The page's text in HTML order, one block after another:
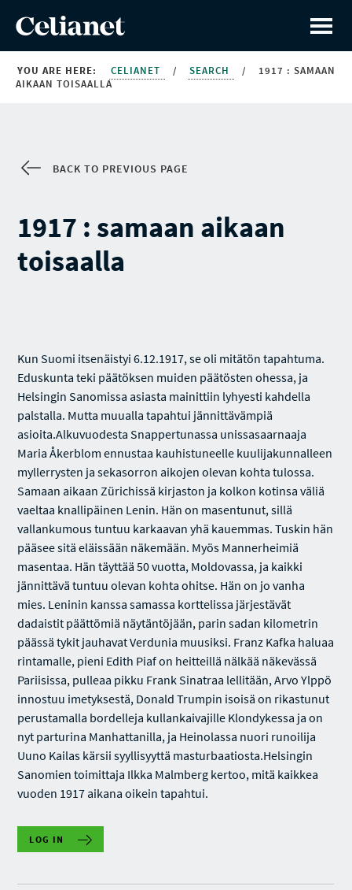
YOU ARE HERE: CELIANET / SEARCH /
1917 : SAMAAN
AIKAAN TOISAALLA
BACK TO PREVIOUS PAGE
1917 : samaan aikaan
toisaalla
Kun Suomi itsenäistyi 6.12.1917, se oli mitätön tapahtuma.
Eduskunta teki päätöksen muiden päätösten ohessa, ja
Helsingin Sanomissa asiasta mainittiin lyhyesti kahdella
palstalla. Mutta muualla tapahtui jännittävämpiä
asioita.Alkuvuodesta Snappertunassa unissasaarnaaja
Maria Åkerblom ennustaa kauhistuneelle kuulijakunnalleen
myllerrysten ja sekasorron aikojen olevan kohta tulossa.
Samaan aikaan Zürichissä kirjaston ja kolkon kotinsa väliä
vaeltaa knallipäinen Lenin. Hän on masentunut, sillä
vallankumous tuntuu karkaavan yhä kauemmas. Tuskin hän
pääsee sitä eläissään näkemään. Myös Mannerheimiä
masentaa. Hän täyttää 50 vuotta, Moldovassa, ja kaikki
jännittävä tuntuu olevan kohta ohitse. Hän on jo vanha
mies. Leninin kanssa samassa korttelissa järjestävät
dadaistit päättömiä näytäntöjään, parin sadan kilometrin
päässä tykit jauhavat Verdunia muusiksi. Franz Kafka haluaa
rintamalle, pieni Edith Piaf on heitteillä nälkää näkevässä
Pariisissa, pulleaa pikku Frank Sinatraa lellitään, Arvo Ylppö
innostuu imetyksestä, Donald Trumpin isoisä on rikastunut
perustamalla bordelleja kullankaivajille Klondykessa ja on
nyt parturina Manhattanilla, ja Heinolassa nuori runoilija
Uuno Kailas kärsii syyllisyyttä masturbaatiosta.Helsingin
Sanomien toimittaja Ilkka Malmberg kertoo, mitä kaikkea
vuoden 1917 aikana oikein tapahtui.
LOG IN